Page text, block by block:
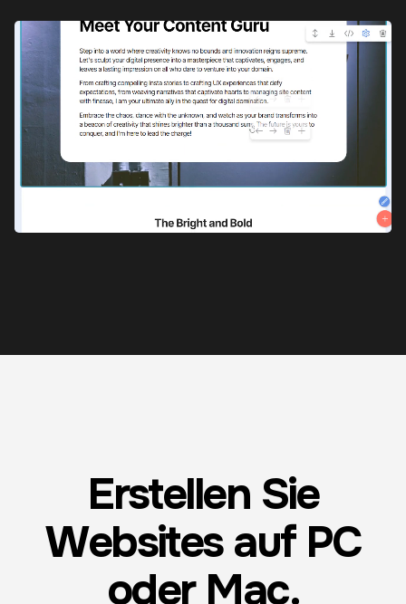
Erstellen Sie
Websites auf PC
oder Mac.